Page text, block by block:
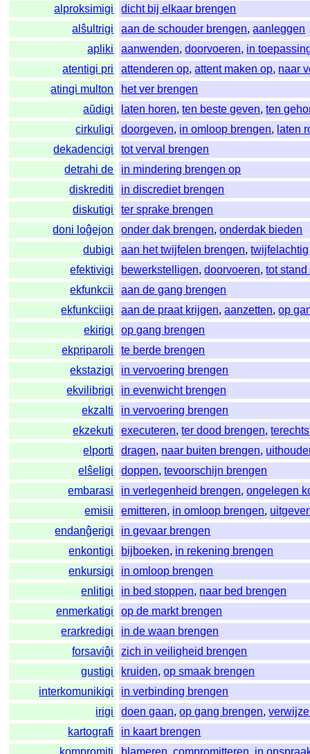
alproksimigi
dicht bij elkaar brengen
alŝultrigi
aan de schouder brengen,aanleggen
apliki
aanwenden,doorvoeren, in
atentigi pri
attenderen op,attent maken op, naar
atingi multon
het ver brengen
aŭdigi
laten horen,ten beste geven,ten
cirkuligi
doorgeven, in omloop brengen, laten
dekadencigi
tot verval brengen
detrahi de
in mindering brengen op
diskrediti
in discrediet brengen
diskutigi
ter sprake brengen
doni loĝejon
onder dak brengen,onderdak bieden
dubigi
aan het twijfelen brengen,
efektivigi
bewerkstelligen,doorvoeren,tot
ekfunkcii
aan de gang brengen
ekfunkciigi
aan de praat krijgen,aanzetten,op
ekirigi
op gang brengen
ekpriparoli
te berde brengen
ekstazigi
in vervoering brengen
ekvilibrigi
in evenwicht brengen
ekzalti
in vervoering brengen
ekzekuti
executeren,ter dood brengen,
elporti
dragen, naar buiten brengen,
elŝeligi
doppen,tevoorschijn brengen
embarasi
in verlegenheid brengen,ongelegen
emisii
emitteren, in omloop brengen,
endanĝerigi
in gevaar brengen
enkontigi
bijboeken, in rekening brengen
enkursigi
in omloop brengen
enlitigi
in bed stoppen, naar bed brengen
enmerkatigi
op de markt brengen
erarkredigi
in de waan brengen
forsaviĝi
zich in veiligheid brengen
gustigi
kruiden,op smaak brengen
interkomunikigi
in verbinding brengen
irigi
doen gaan,op gang brengen,
kartografi
in kaart brengen